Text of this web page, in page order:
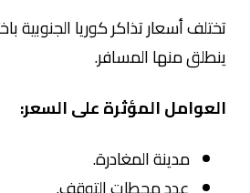
تختلف أسعار تذاكر كوريا الجنوبية
ينطلق منها المسافر.
العوامل المؤثرة على السعر:
مدينة المغادرة.